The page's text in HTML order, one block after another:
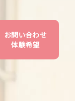
お問い合わせ
体験希望